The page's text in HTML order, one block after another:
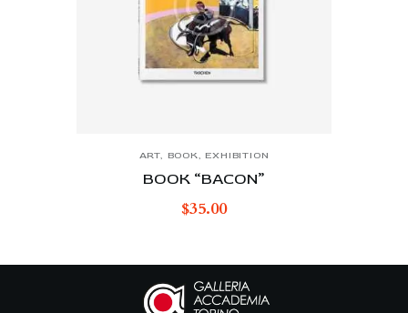
ART, BOOK,EXHIBITION
BOOK “BACON”
$35.00